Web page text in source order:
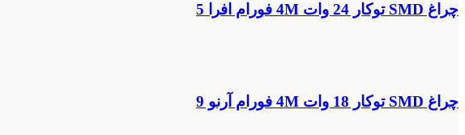
چراغ SMD توکار 24 وات 4M فورام افرا 5
چراغ SMD توکار 18 وات 4M فورام آرنو 9